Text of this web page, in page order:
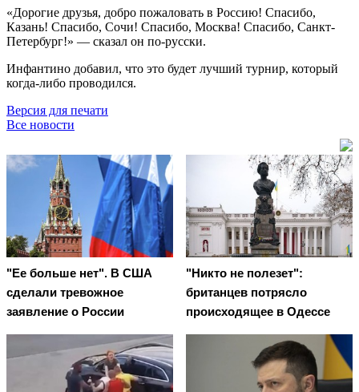
«Дорогие друзья, добро пожаловать в Россию! Спасибо,
Казань! Спасибо, Сочи! Спасибо, Москва! Спасибо, Санкт-
Петербург!» — сказал он по-русски.
Инфантино добавил, что это будет лучший турнир, который
когда-либо проводился.
Версия для печати
Все новости
"Ее больше нет". В США
сделали тревожное
заявление о России
"Никто не полезет":
британцев потрясло
происходящее в Одессе